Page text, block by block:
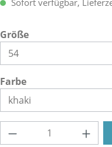
Größeauswählen
Farbeauswählen
Produkt